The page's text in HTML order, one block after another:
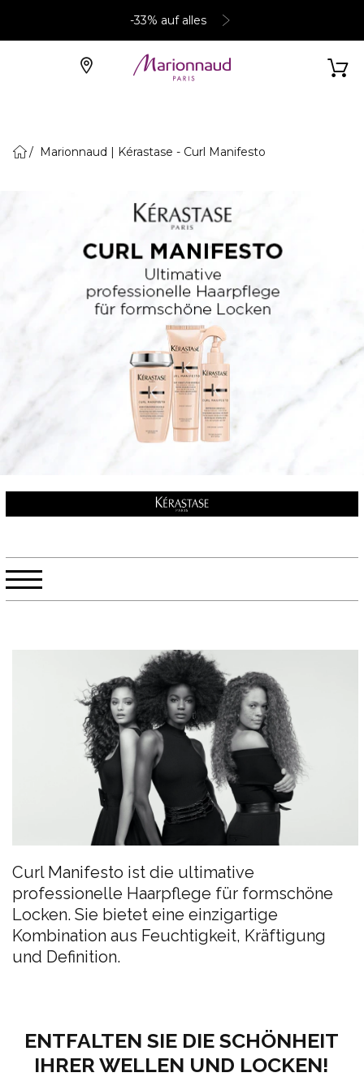
-33% auf alles
Marionnaud | Kérastase - Curl Manifesto
Curl Manifesto ist die ultimative
professionelle Haarpflege für formschöne
Locken. Sie bietet eine einzigartige
Kombination aus Feuchtigkeit, Kräftigung
und Definition.
ENTFALTEN SIE DIE SCHÖNHEIT
IHRER WELLEN UND LOCKEN!